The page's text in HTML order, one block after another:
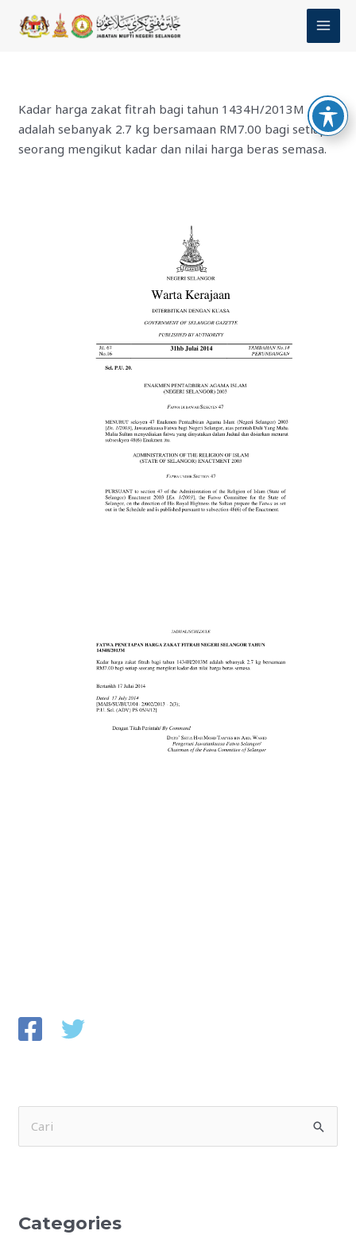
Kadar harga zakat fitrah bagi tahun 1434H/2013M
adalah sebanyak 2.7 kg bersamaan RM7.00 bagi setiap
seorang mengikut kadar dan nilai harga beras semasa.
c
Categories